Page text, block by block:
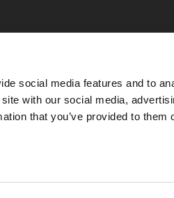
social media features and to
with our social media,
that you’ve provided to them